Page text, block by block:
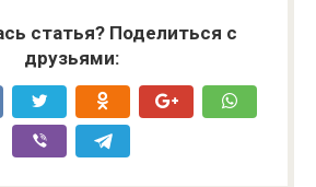
статья? Поделиться с
друзьями: